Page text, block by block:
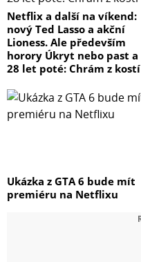
Netflix a další na víkend:
nový Ted Lasso a akční
Lioness. Ale především
horory Úkryt nebo past a
28 let poté: Chrám z kostí
Ukázka z GTA 6 bude mít
premiéru na Netflixu